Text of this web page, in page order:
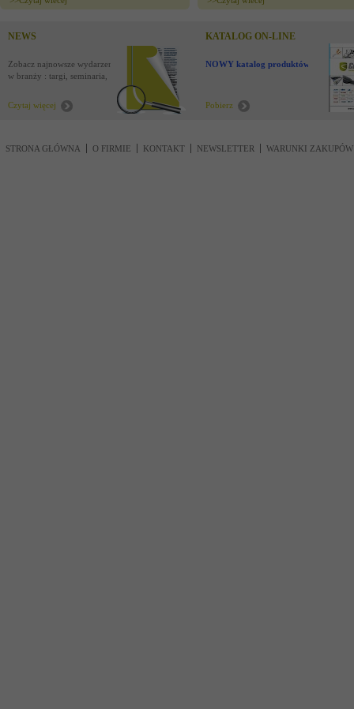
NEWS
Zobacz najnowsze wydarzenia
w branży : targi, seminaria,
Czytaj więcej
KATALOG ON-LINE
NOWY katalog produktów !
Pobierz
STRONA GŁÓWNA O FIRMIE KONTAKT NEWSLETTER WARUNKI ZAKUPÓW